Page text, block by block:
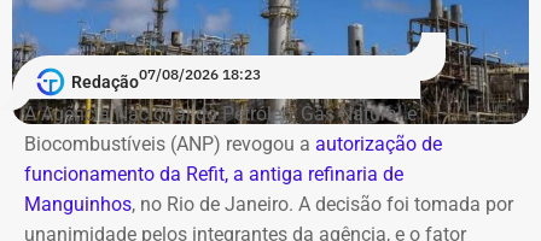
Reprodução/Divulgacand
estimado em R$ 1,61 milhão.
Antonio Rueda declara Mercedes de
R$ 2,35 milhões
Entre os bens declarados também estão um Mercedes-
Benz AMG G63, avaliado em R$ 2,35 milhões, um
Redação07/08/2026 18:23
A Agência Nacional do Petróleo, Gás Natural e
Biocombustíveis (ANP) revogou a autorização de
funcionamento da Refit, a antiga refinaria de
Manguinhos, no Rio de Janeiro. A decisão foi tomada por
unanimidade pelos integrantes da agência, e o fator